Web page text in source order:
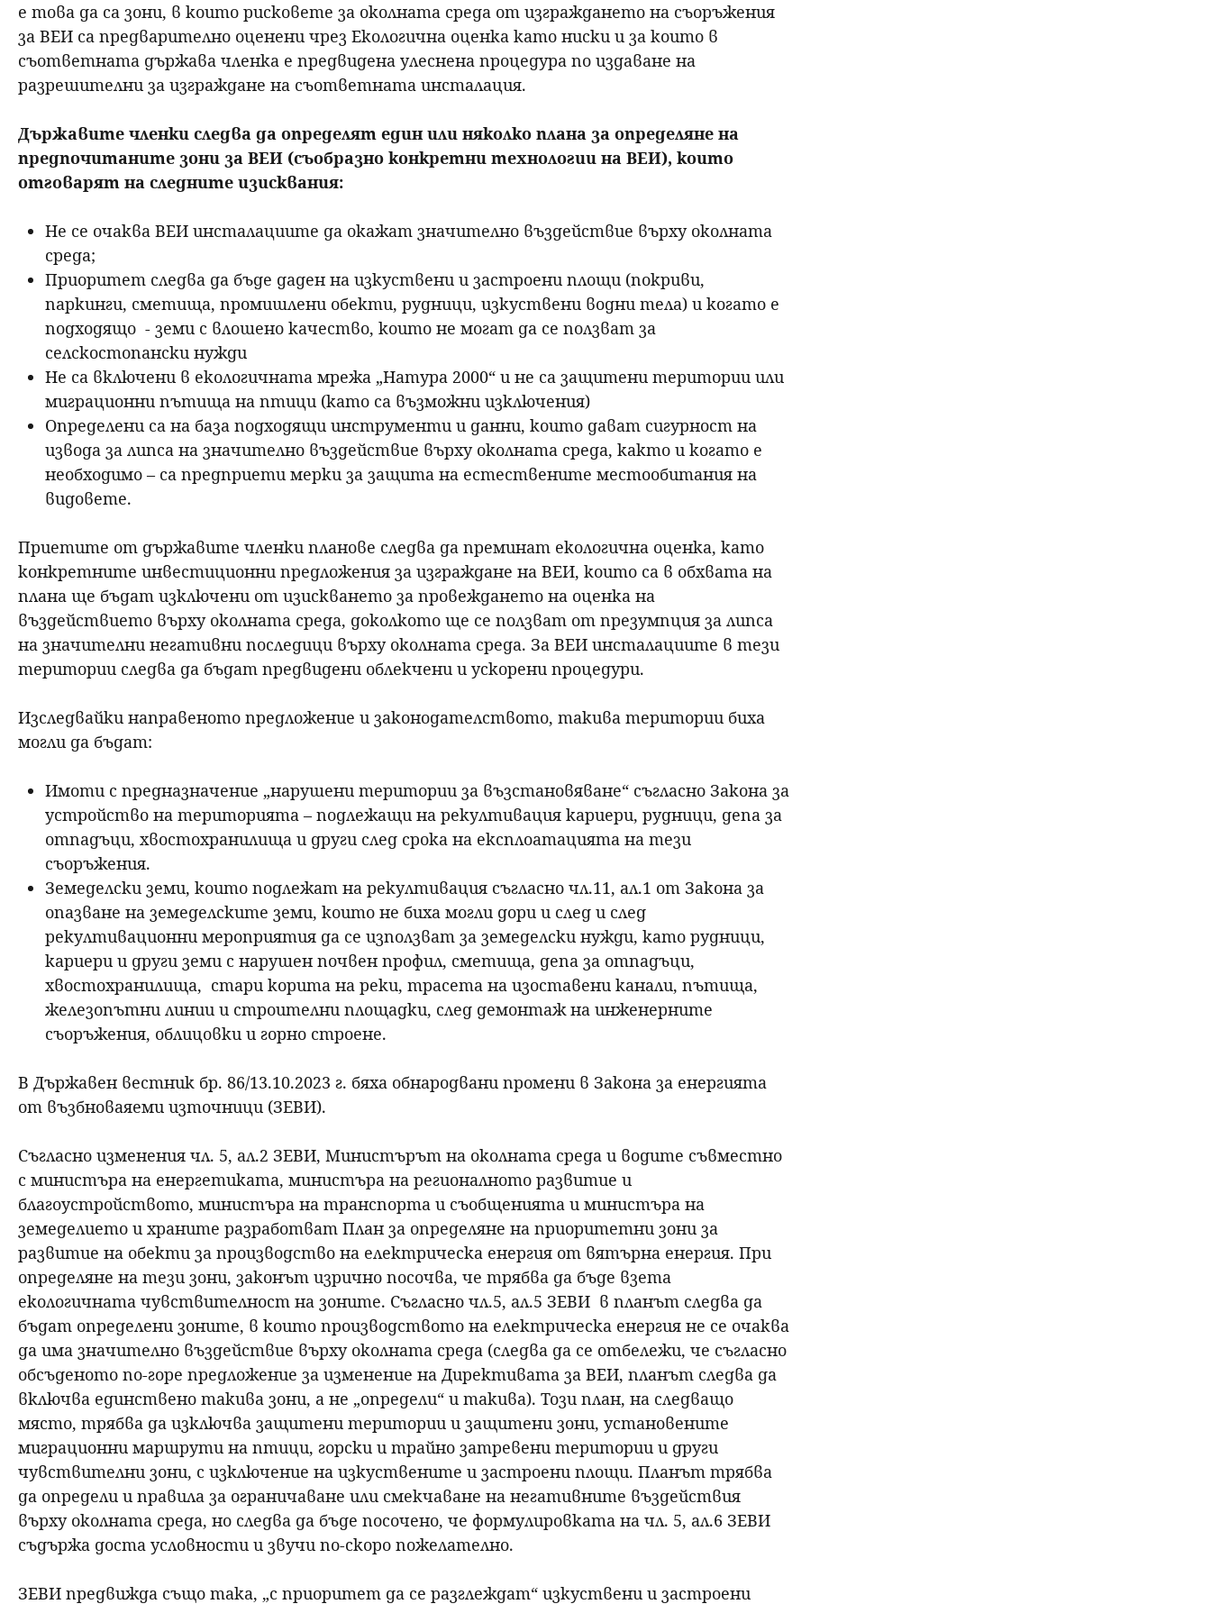
е това да са зони, в които рисковете за околната среда от изграждането на съоръжения
за ВЕИ са предварително оценени чрез Екологична оценка като ниски и за които в
съответната държава членка е предвидена улеснена процедура по издаване на
разрешителни за изграждане на съответната инсталация.
Държавите членки следва да определят един или няколко плана за определяне на
предпочитаните зони за ВЕИ (съобразно конкретни технологии на ВЕИ), които
отговарят на следните изисквания:
Не се очаква ВЕИ инсталациите да окажат значително въздействие върху околната
среда;
Приоритет следва да бъде даден на изкуствени и застроени площи (покриви,
паркинги, сметища, промишлени обекти, рудници, изкуствени водни тела) и когато е
подходящо - земи с влошено качество, които не могат да се ползват за
селскостопански нужди
Не са включени в екологичната мрежа „Натура 2000“ и не са защитени територии или
миграционни пътища на птици (като са възможни изключения)
Определени са на база подходящи инструменти и данни, които дават сигурност на
извода за липса на значително въздействие върху околната среда, както и когато е
необходимо – са предприети мерки за защита на естествените местообитания на
видовете.
Приетите от държавите членки планове следва да преминат екологична оценка, като
конкретните инвестиционни предложения за изграждане на ВЕИ, които са в обхвата на
плана ще бъдат изключени от изискването за провеждането на оценка на
въздействието върху околната среда, доколкото ще се ползват от презумпция за липса
на значителни негативни последици върху околната среда. За ВЕИ инсталациите в тези
територии следва да бъдат предвидени облекчени и ускорени процедури.
Изследвайки направеното предложение и законодателството, такива територии биха
могли да бъдат:
Имоти с предназначение „нарушени територии за възстановяване“ съгласно Закона за
устройство на територията – подлежащи на рекултивация кариери, рудници, депа за
отпадъци, хвостохранилища и други след срока на експлоатацията на тези
съоръжения.
Земеделски земи, които подлежат на рекултивация съгласно чл.11, ал.1 от Закона за
опазване на земеделските земи, които не биха могли дори и след и след
рекултивационни мероприятия да се използват за земеделски нужди, като рудници,
кариери и други земи с нарушен почвен профил, сметища, депа за отпадъци,
хвостохранилища, стари корита на реки, трасета на изоставени канали, пътища,
железопътни линии и строителни площадки, след демонтаж на инженерните
съоръжения, облицовки и горно строене.
В Държавен вестник бр. 86/13.10.2023 г. бяха обнародвани промени в Закона за енергията
от възбноваяеми източници (ЗЕВИ).
Съгласно изменения чл. 5, ал.2 ЗЕВИ, Министърът на околната среда и водите съвместно
с министъра на енергетиката, министъра на регионалното развитие и
благоустройството, министъра на транспорта и съобщенията и министъра на
земеделието и храните разработват План за определяне на приоритетни зони за
развитие на обекти за производство на електрическа енергия от вятърна енергия. При
определяне на тези зони, законът изрично посочва, че трябва да бъде взета
екологичната чувствителност на зоните. Съгласно чл.5, ал.5 ЗЕВИ в планът следва да
бъдат определени зоните, в които производството на електрическа енергия не се очаква
да има значително въздействие върху околната среда (следва да се отбележи, че съгласно
обсъденото по-горе предложение за изменение на Директивата за ВЕИ, планът следва да
включва единствено такива зони, а не „определи“ и такива). Този план, на следващо
място, трябва да изключва защитени територии и защитени зони, установените
миграционни маршрути на птици, горски и трайно затревени територии и други
чувствителни зони, с изключение на изкуствените и застроени площи. Планът трябва
да определи и правила за ограничаване или смекчаване на негативните въздействия
върху околната среда, но следва да бъде посочено, че формулировката на чл. 5, ал.6 ЗЕВИ
съдържа доста условности и звучи по-скоро пожелателно.
ЗЕВИ предвижда също така, „с приоритет да се разглеждат“ изкуствени и застроени